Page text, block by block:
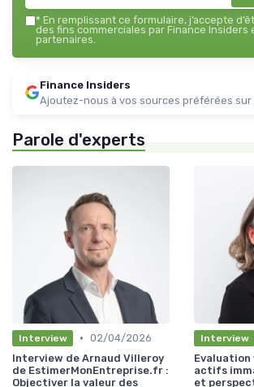
* En remplissant ce formulaire, j’accepte
des fins commerciales par Finance Insiders
partenaires.
Finance Insiders
Ajoutez-nous à vos sources préférées sur
Parole d'experts
Interview • 02/04/2026
Interview de Arnaud Villeroy
de EstimerMonEntreprise.fr :
Objectiver la valeur des
Interview
Evaluation
actifs
et